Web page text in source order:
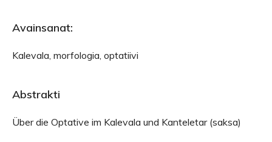
Avainsanat:
Kalevala, morfologia, optatiivi
Abstrakti
Über die Optative im Kalevala und Kanteletar (saksa)